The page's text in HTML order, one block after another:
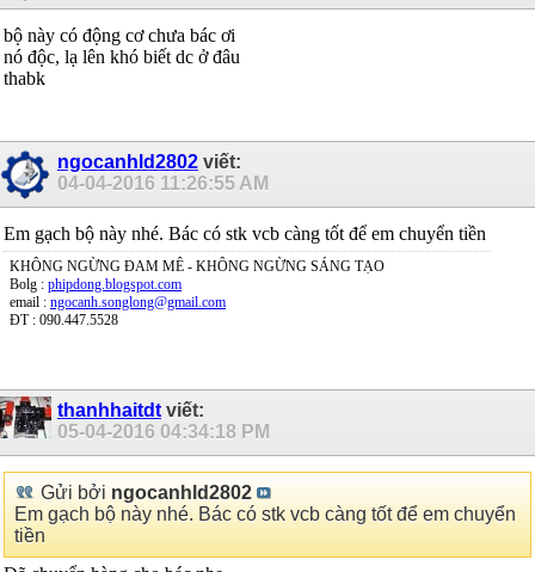
bộ này có động cơ chưa bác ơi
nó độc, lạ lên khó biết dc ở đâu
thabk
ngocanhld2802 viết:
04-04-2016 11:26:55 AM
Em gạch bộ này nhé. Bác có stk vcb càng tốt để em chuyển tiền
KHÔNG NGỪNG ĐAM MÊ - KHÔNG NGỪNG SÁNG TẠO
Bolg : phipdong.blogspot.com
email : ngocanh.songlong@gmail.com
ĐT : 090.447.5528
thanhhaitdt viết:
05-04-2016 04:34:18 PM
Gửi bởi ngocanhld2802
Em gạch bộ này nhé. Bác có stk vcb càng tốt để em chuyển
tiền